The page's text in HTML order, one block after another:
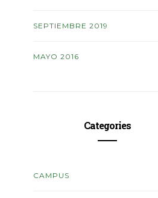
SEPTIEMBRE 2019
MAYO 2016
Categories
CAMPUS